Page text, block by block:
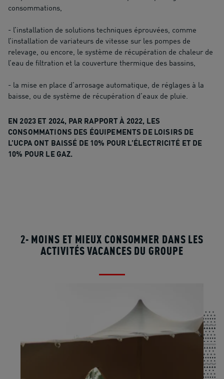
consommations,
- l’installation de solutions techniques éprouvées, comme
l’installation de variateurs de vitesse sur les pompes de
relevage, ou encore, le système de récupération de chaleur de
l’eau de filtration et la couverture thermique des bassins,
- la mise en place d’arrosage automatique, de réglages à la
baisse, ou de système de récupération d’eaux de pluie.
EN 2023 ET 2024, PAR RAPPORT À 2022, LES
CONSOMMATIONS DES ÉQUIPEMENTS DE LOISIRS DE
L’UCPA ONT BAISSÉ DE 10% POUR L’ÉLECTRICITÉ ET DE
10% POUR LE GAZ.
2- MOINS ET MIEUX CONSOMMER DANS LES
ACTIVITÉS VACANCES DU GROUPE